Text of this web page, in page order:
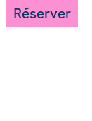
Réserver